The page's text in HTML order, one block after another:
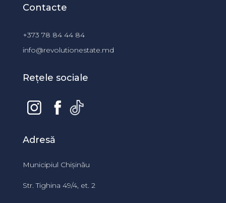
Contacte
+373 78 84 44 84
info@revolutionestate.md
Rețele sociale
Adresă
Municipiul Chișinău
Str. Tighina 49/4, et. 2